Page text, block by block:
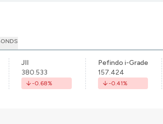
JII
380.533
-0.68%
Pefindo i-Grade
157.424
-0.41%